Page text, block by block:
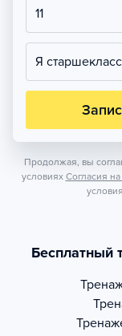
11
Я
Продолжая, вы
условиях Согласия
условия
Бесплатный